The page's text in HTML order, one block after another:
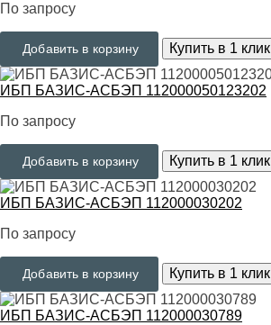
По запросу
Добавить в корзину Купить в 1 клик
ИБП БАЗИС-АСБЭП 112000050123202
По запросу
Добавить в корзину Купить в 1 клик
ИБП БАЗИС-АСБЭП 112000030202
По запросу
Добавить в корзину Купить в 1 клик
ИБП БАЗИС-АСБЭП 112000030789